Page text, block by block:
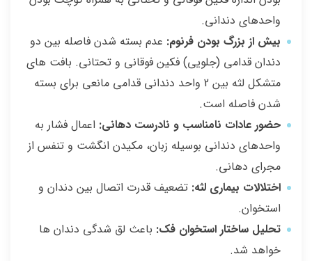
واحدهای دندانی.
بیش از بزرگ بودن فرنوم: عدم بسته شدن فاصله بین دو
دندان قدامی (جلویی) فکین فوقانی و تحتانی. بافت های
متشکل لثه بین 2 واحد دندانی قدامی مانعی برای بسته
شدن فاصله است.
حضور عادات نامناسب و نادرست دهانی: اعمال فشار به
واحدهای دندانی بوسیله زبان، مکیدن انگشت و تنفس از
مجرای دهانی.
اختلالات بیماری لثه: تضعیف قدرت اتصال بین دندان و
استخوان.
تحلیل ساختار استخوان فک: باعث لق شدگی دندان ها
خواهد شد.